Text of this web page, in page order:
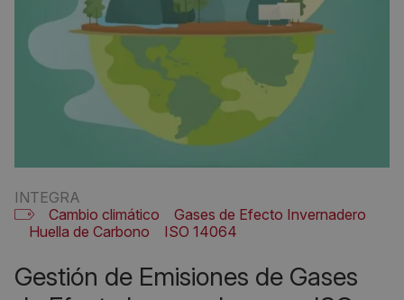
INTEGRA
Cambio climático
Gases de Efecto Invernadero
Huella de Carbono
ISO 14064
Gestión de Emisiones de Gases